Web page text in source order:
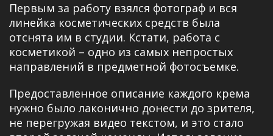
Первым за работу взялся фотограф и вся
линейка косметических средств была
отснята им в студии. Кстати, работа с
косметикой – одно из самых непростых
направлений в предметной фотосъемке.
Предоставленное описание каждого крема
нужно было лаконично донести до зрителя,
не перегружая видео текстом, и это стало